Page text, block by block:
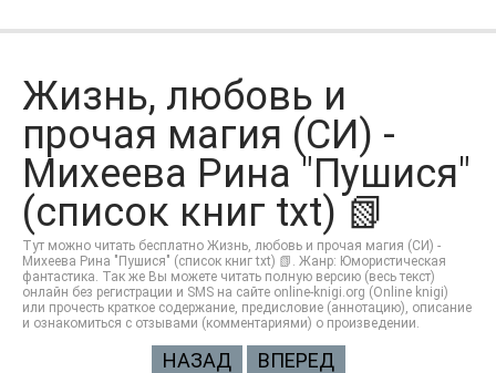
ЗАКЛАДКИ
Жизнь, любовь и
прочая магия (СИ) -
Михеева Рина "Пушися"
(список книг txt) 📗
Тут можно читать бесплатно Жизнь, любовь и прочая магия (СИ) -
Михеева Рина "Пушися" (список книг txt) 📗. Жанр: Юмористическая
фантастика. Так же Вы можете читать полную версию (весь текст)
онлайн без регистрации и SMS на сайте online-knigi.org (Online knigi)
или прочесть краткое содержание, предисловие (аннотацию), описание
и ознакомиться с отзывами (комментариями) о произведении.
НАЗАД ВПЕРЕД